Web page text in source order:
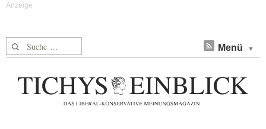
Suche nach: Menü